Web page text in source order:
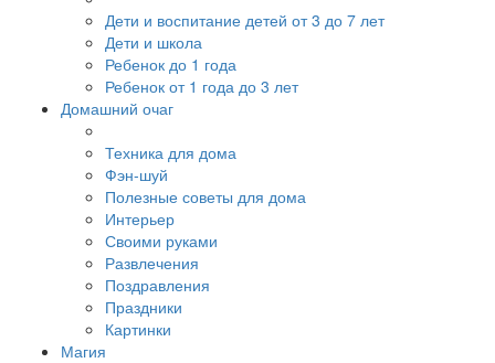
Дети и воспитание детей от 3 до 7 лет
Дети и школа
Ребенок до 1 года
Ребенок от 1 года до 3 лет
Домашний очаг
Техника для дома
Фэн-шуй
Полезные советы для дома
Интерьер
Своими руками
Развлечения
Поздравления
Праздники
Картинки
Магия